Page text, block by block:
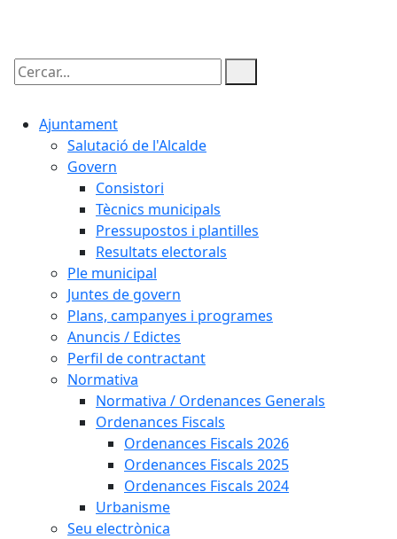
Cercar:
Ajuntament
Salutació de l'Alcalde
Govern
Consistori
Tècnics municipals
Pressupostos i plantilles
Resultats electorals
Ple municipal
Juntes de govern
Plans, campanyes i programes
Anuncis / Edictes
Perfil de contractant
Normativa
Normativa / Ordenances Generals
Ordenances Fiscals
Ordenances Fiscals 2026
Ordenances Fiscals 2025
Ordenances Fiscals 2024
Urbanisme
Seu electrònica